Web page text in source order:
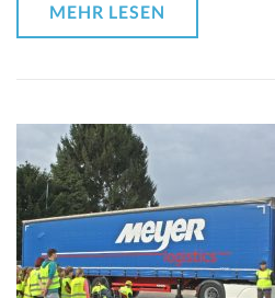
MEHR LESEN